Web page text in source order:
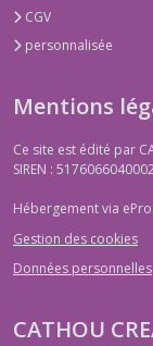
CGV
personnalisée
Mentions
Ce site est édité par
SIREN :
Hébergement via
Gestion des cookies
Données personnelles
CATHOU